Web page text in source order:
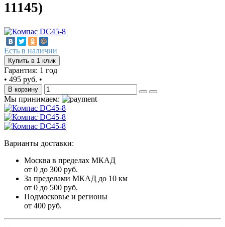
11145)
Есть в наличии
Купить в 1 клик
Гарантия: 1 год
• 495 руб. •
В корзину
Мы принимаем:
Варианты доставки:
Москва в пределах МКАД
от 0 до 300 руб.
За пределами МКАД до 10 км
от 0 до 500 руб.
Подмосковье и регионы
от 400 руб.